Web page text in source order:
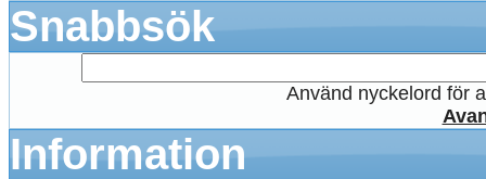
Snabbsök
Använd nyckelord för
Information